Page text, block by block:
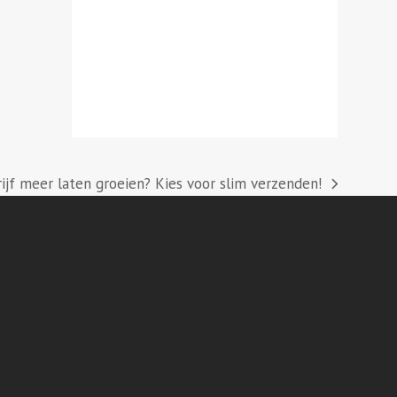
meer laten groeien? Kies voor slim verzenden!